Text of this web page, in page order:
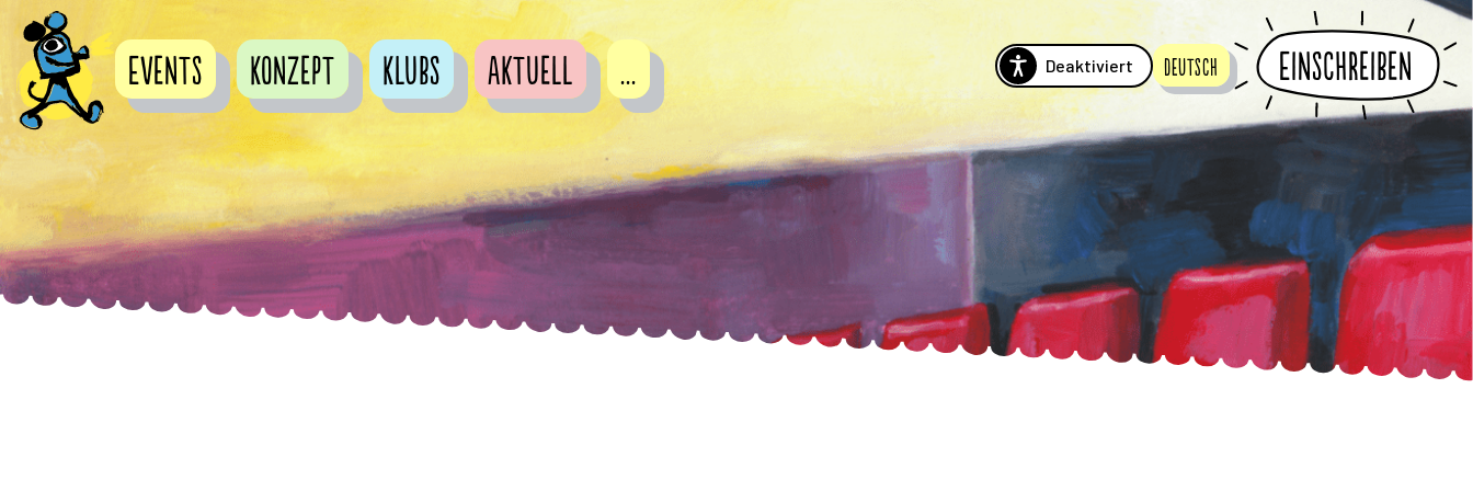
Deaktiviert Deutsch Einschreiben
Events Konzept Klubs Aktuell ...